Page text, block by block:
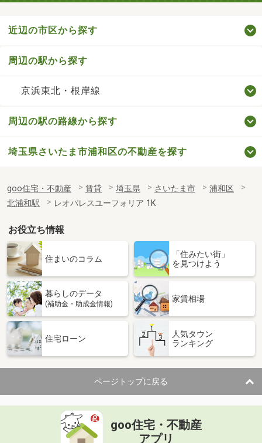
近辺の市区から探す
周辺の駅から探す
京浜東北・根岸線
周辺の駅の路線から探す
埼玉県さいたま市浦和区の不動産を探す
goo住宅・不動産 賃貸 埼玉県 さいたま市
浦和区
北浦和駅
レオパレスユーフォリア 1K
お役立ち情報
住まいのコラム
「住みたい街」
を見つけよう
暮らしのデータ
(補助金・助成金情報)
家賃相場
住宅ローン
人気タウン
ランキング
ページトップに戻る
goo住宅・不動産
アプリ